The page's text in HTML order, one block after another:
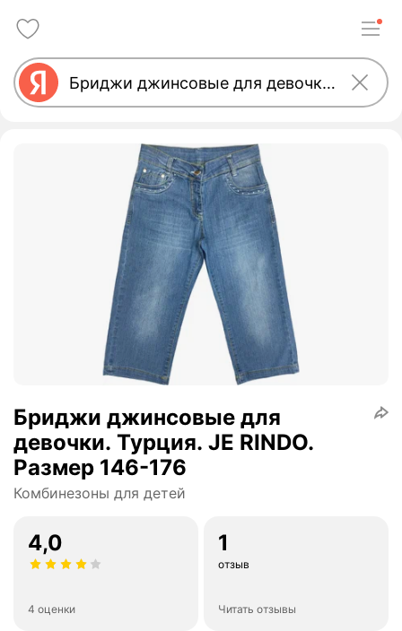
Бриджи джинсовые для
девочки. Турция. JE RINDO.
Размер 146-176
Комбинезоны для детей
4,0
4 оценки
1
отзыв
Читать отзывы